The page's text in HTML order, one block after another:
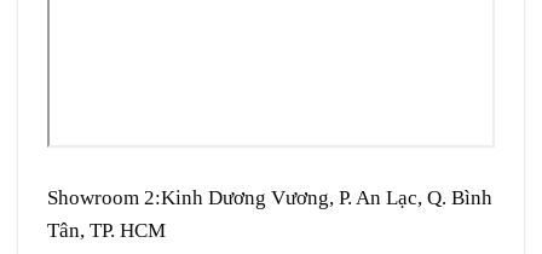
Showroom 2:Kinh Dương Vương, P. An Lạc, Q. Bình
Tân, TP. HCM